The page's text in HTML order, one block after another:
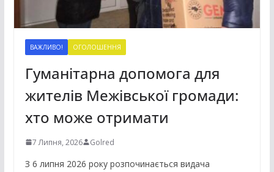
ВАЖЛИВО! ОГОЛОШЕННЯ
Гуманітарна допомога для
жителів Межівської громади:
хто може отримати
7 Липня, 2026 Golred
З 6 липня 2026 року розпочинається видача